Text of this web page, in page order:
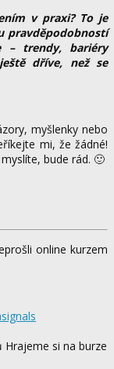
v praxi? To je
pravděpodobností
– trendy, bariéry
dříve, než se
myšlenky nebo
mi, že žádné!
bude rád. 🙂
online kurzem
si na burze